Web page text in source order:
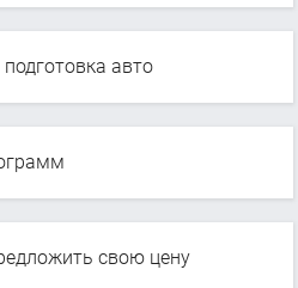
авто
свою цену